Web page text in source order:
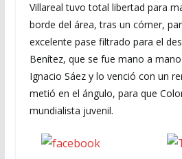
Villareal tuvo total libertad para
borde del área, tras un córner,
excelente pase filtrado para el
Benítez, que se fue mano a
Ignacio Sáez y lo venció con un
metió en el ángulo, para que
mundialista juvenil.